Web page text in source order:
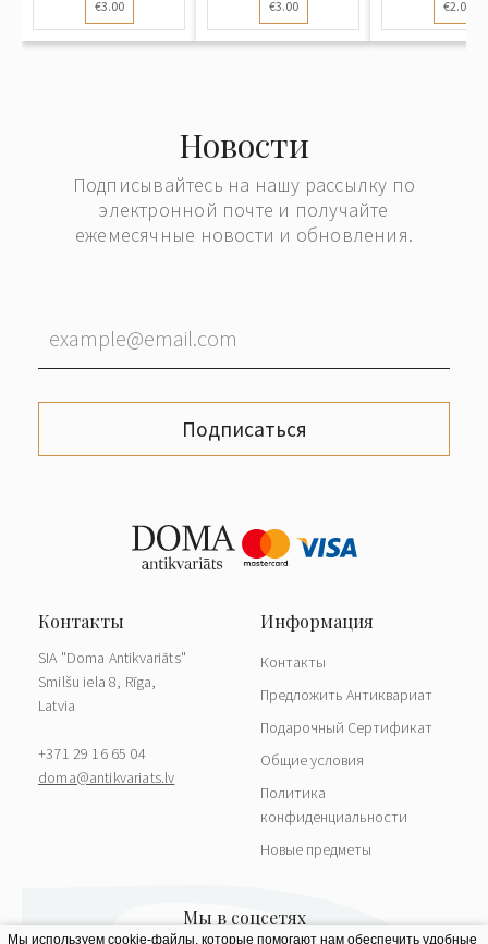
€3.00 €3.00
песн...
€2.00
Новости
Подписывайтесь на нашу рассылку по
электронной почте и получайте
ежемесячные новости и обновления.
Подписаться
SIA "Doma Antikvariāts"
Smilšu iela 8, Rīga,
Latvia
+371 29 16 65 04
doma@antikvariats.lv
Контакты
Предложить Антиквариат
Подарочный Сертификат
Общие условия
Политика
конфиденциальности
Новые предметы
Мы используем cookie-файлы, которые помогают нам обеспечить удобные